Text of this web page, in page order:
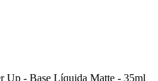
Up - Base Líquida Matte - 35ml